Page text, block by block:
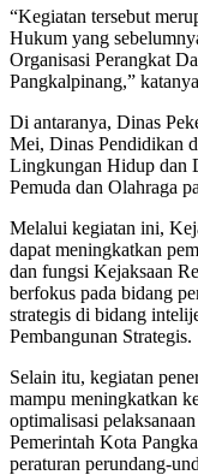
“Kegiatan tersebut
Hukum yang
Organisasi Perangkat
Pangkalpinang,”
Di antaranya, Dinas
Mei, Dinas Pendidikan
Lingkungan Hidup dan
Pemuda dan Olahraga
Melalui kegiatan ini,
dapat meningkatkan
dan fungsi Kejaksaan
berfokus pada bidang
strategis di bidang
Pembangunan Strategis.
Selain itu, kegiatan
mampu meningkatkan
optimalisasi
Pemerintah Kota
peraturan perundang-